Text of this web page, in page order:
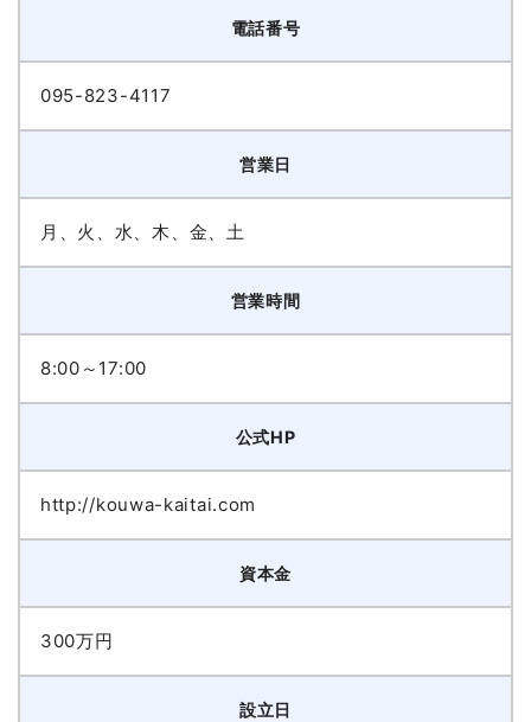
電話番号
095-823-4117
営業日
月、火、水、木、金、土
営業時間
8:00～17:00
公式HP
http://kouwa-kaitai.com
資本金
300万円
設立日